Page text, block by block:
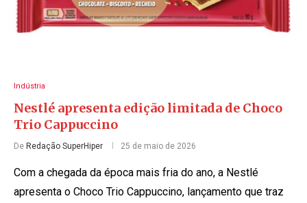
Indústria
Nestlé apresenta edição limitada de Choco
Trio Cappuccino
De Redação SuperHiper 25 de maio de 2026
Com a chegada da época mais fria do ano, a Nestlé
apresenta o Choco Trio Cappuccino, lançamento que traz